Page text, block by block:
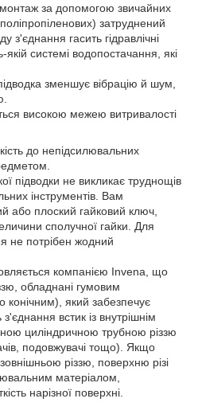
за допомогою звичайних
затруднений
гасить гідравлічні
системі водопостачання, які
зменшує вібрацію й шум,
високою межею витривалості
до непідсилювальних
підводки не викликає труднощів
інструментів. Вам
або плоский гайковий ключ,
сполучної гайки. Для
не потрібен жодний
компанією Invena, що
обладнані гумовим
який забезпечує
з'єднання встик із внутрішнім
циліндричною трубною різзю
подовжувачі тощо). Якщо
різзю, поверхню різі
матеріалом,
нарізної поверхні.